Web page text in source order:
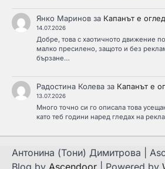
Янко Мариновза Капанът е
14.07.2026
Добре, това с хаотичното движение
малко пресилено, защото и без
бързане…
Радостина Колеваза Капанът е
13.07.2026
Много точно си го описала това
като теб години наред гледах на
Антонина (Тони) Димитрова |